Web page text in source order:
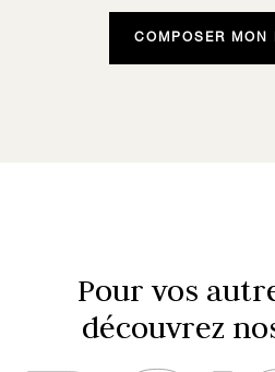
COMPOSER MON
Pour vos
découvrez